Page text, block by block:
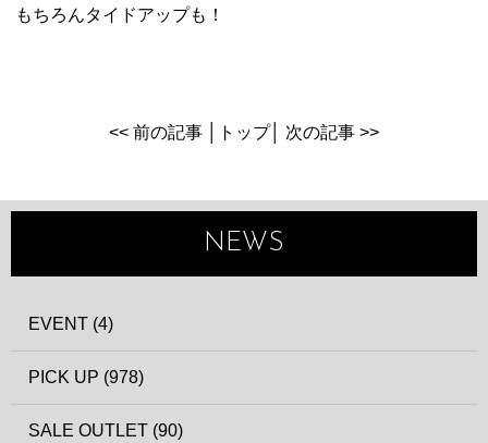
もちろんタイドアップも！
<< 前の記事 トップ│ 次の記事 >>
NEWS
EVENT (4)
PICK UP (978)
SALE OUTLET (90)